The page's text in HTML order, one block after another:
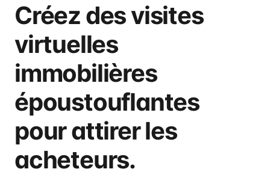
Créez des visites
virtuelles
immobilières
époustouflantes
pour attirer les
acheteurs.